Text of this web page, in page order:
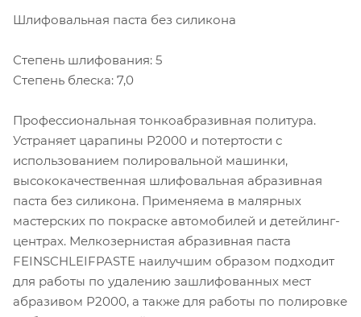
Шлифовальная паста без силикона
Степень шлифования: 5
Степень блеска: 7,0
Профессиональная тонкоабразивная политура.
Устраняет царапины P2000 и потертости с
использованием полировальной машинки,
высококачественная шлифовальная абразивная
паста без силикона. Применяема в малярных
мастерских по покраске автомобилей и детейлинг-
центрах. Мелкозернистая абразивная паста
FEINSCHLEIFPASTE наилучшим образом подходит
для работы по удалению зашлифованных мест
абразивом P2000, а также для работы по полировке